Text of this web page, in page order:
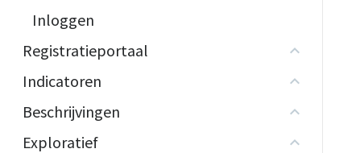
Inloggen
Registratieportaal
Indicatoren
Beschrijvingen
Exploratief